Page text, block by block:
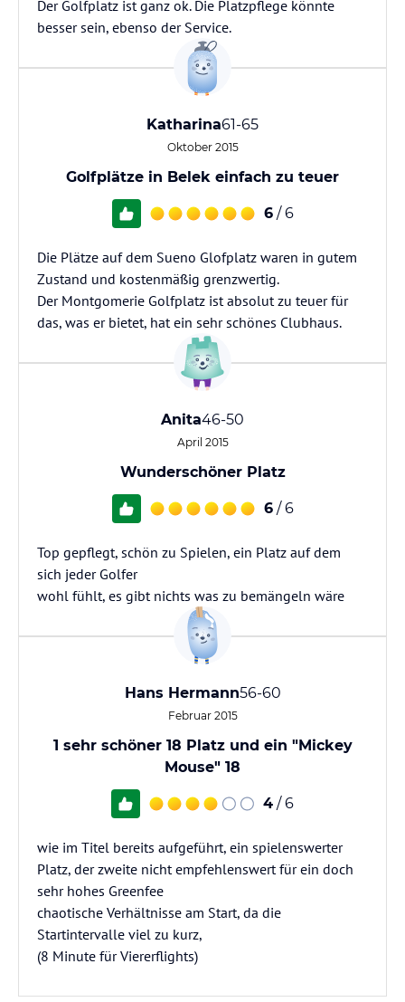
Der Golfplatz ist ganz ok. Die Platzpflege könnte
besser sein, ebenso der Service.
Katharina61-65
Oktober 2015
Golfplätze in Belek einfach zu teuer
6 / 6
Die Plätze auf dem Sueno Glofplatz waren in gutem
Zustand und kostenmäßig grenzwertig.
Der Montgomerie Golfplatz ist absolut zu teuer für
das, was er bietet, hat ein sehr schönes Clubhaus.
Anita46-50
April 2015
Wunderschöner Platz
6 / 6
Top gepflegt, schön zu Spielen, ein Platz auf dem
sich jeder Golfer
wohl fühlt, es gibt nichts was zu bemängeln wäre
Hans Hermann56-60
Februar 2015
1 sehr schöner 18 Platz und ein "Mickey
Mouse" 18
4 / 6
wie im Titel bereits aufgeführt, ein spielenswerter
Platz, der zweite nicht empfehlenswert für ein doch
sehr hohes Greenfee
chaotische Verhältnisse am Start, da die
Startintervalle viel zu kurz,
(8 Minute für Viererflights)